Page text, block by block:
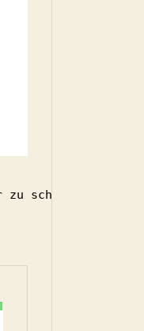
schreiben.